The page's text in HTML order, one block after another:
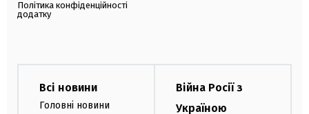
Політика конфіденційності
додатку
Всі новини
Головні новини
Війна Росії з
Україною